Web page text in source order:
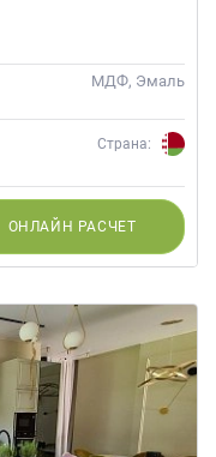
МДФ, Эмаль
Страна:
ОНЛАЙН РАСЧЕТ